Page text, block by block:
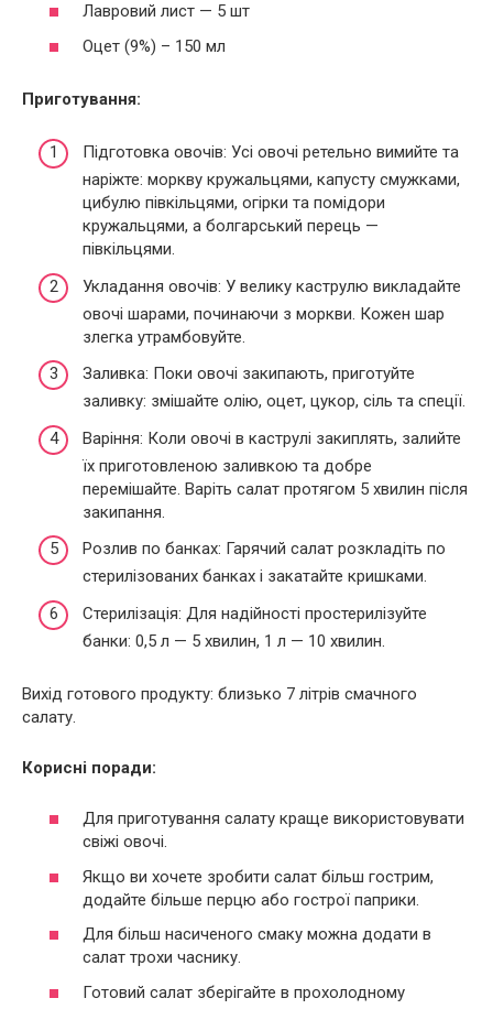
Лавровий лист — 5 шт
Оцет (9%) – 150 мл
Приготування:
Підготовка овочів: Усі овочі ретельно вимийте та
наріжте: моркву кружальцями, капусту смужками,
цибулю півкільцями, огірки та помідори
кружальцями, а болгарський перець —
півкільцями.
Укладання овочів: У велику каструлю викладайте
овочі шарами, починаючи з моркви. Кожен шар
злегка утрамбовуйте.
Заливка: Поки овочі закипають, приготуйте
заливку: змішайте олію, оцет, цукор, сіль та спеції.
Варіння: Коли овочі в каструлі закиплять, залийте
їх приготовленою заливкою та добре
перемішайте. Варіть салат протягом 5 хвилин після
закипання.
Розлив по банках: Гарячий салат розкладіть по
стерилізованих банках і закатайте кришками.
Стерилізація: Для надійності простерилізуйте
банки: 0,5 л — 5 хвилин, 1 л — 10 хвилин.
Вихід готового продукту: близько 7 літрів смачного
салату.
Корисні поради:
Для приготування салату краще використовувати
свіжі овочі.
Якщо ви хочете зробити салат більш гострим,
додайте більше перцю або гострої паприки.
Для більш насиченого смаку можна додати в
салат трохи часнику.
Готовий салат зберігайте в прохолодному